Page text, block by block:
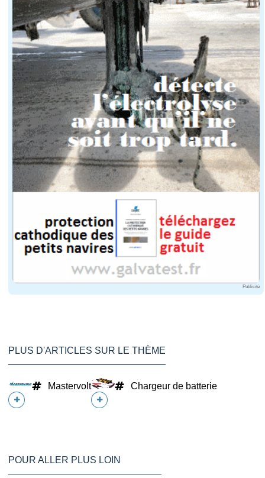
Publicité
PLUS D'ARTICLES SUR LE THÈME
Mastervolt Chargeur de batterie
POUR ALLER PLUS LOIN